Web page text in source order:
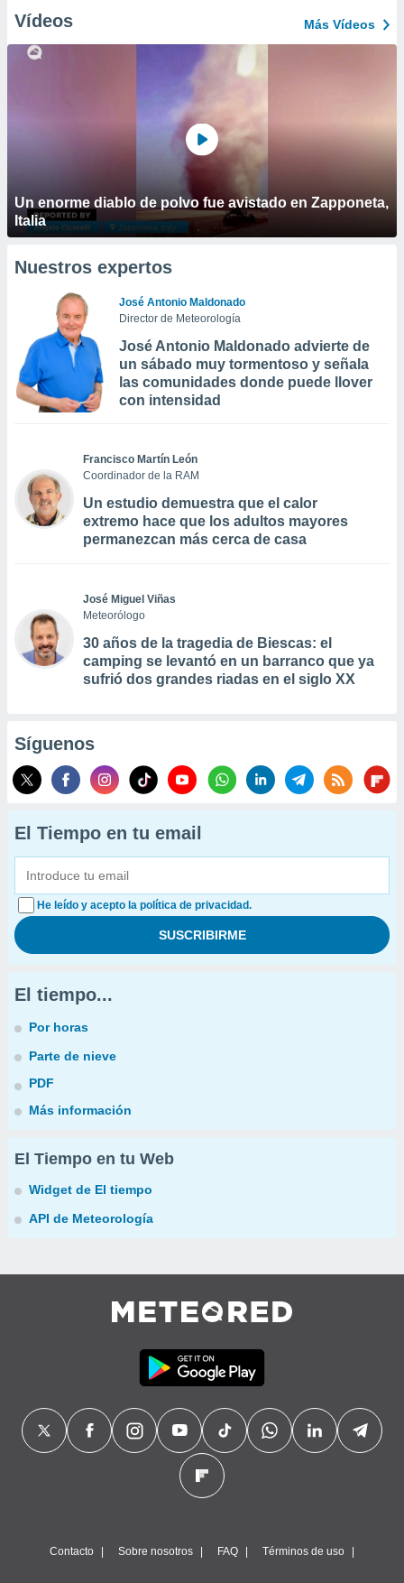
Vídeos Más Vídeos
Un enorme diablo de polvo fue avistado en Zapponeta,
Italia
Nuestros expertos
José Antonio Maldonado
Director de Meteorología
José Antonio Maldonado advierte de
un sábado muy tormentoso y señala
las comunidades donde puede llover
con intensidad
Francisco Martín León
Coordinador de la RAM
Un estudio demuestra que el calor
extremo hace que los adultos mayores
permanezcan más cerca de casa
José Miguel Viñas
Meteorólogo
30 años de la tragedia de Biescas: el
camping se levantó en un barranco que ya
sufrió dos grandes riadas en el siglo XX
Síguenos
El Tiempo en tu email
He leído y acepto la política de privacidad.
El tiempo...
Por horas
Parte de nieve
PDF
Más información
El Tiempo en tu Web
Widget de El tiempo
API de Meteorología
Contacto Sobre nosotros FAQ Términos de uso